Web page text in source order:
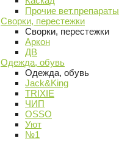
Прочие вет.препараты
Сворки, перестежки
Сворки, перестежки
Аркон
ДВ
Одежда, обувь
Одежда, обувь
Jack&King
TRIXIE
ЧИП
OSSO
Уют
№1